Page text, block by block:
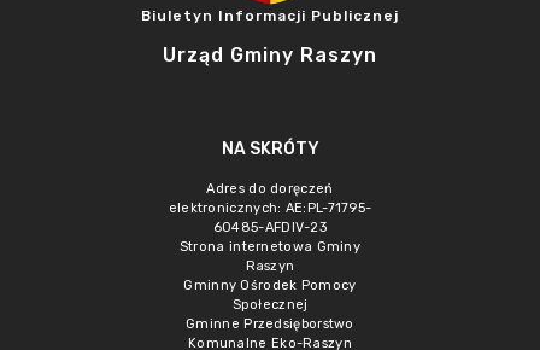
Biuletyn Informacji Publicznej
Urząd Gminy Raszyn
NA SKRÓTY
Adres do doręczeń
elektronicznych: AE:PL-71795-
60485-AFDIV-23
Strona internetowa Gminy
Raszyn
Gminny Ośrodek Pomocy
Społecznej
Gminne Przedsięborstwo
Komunalne Eko-Raszyn